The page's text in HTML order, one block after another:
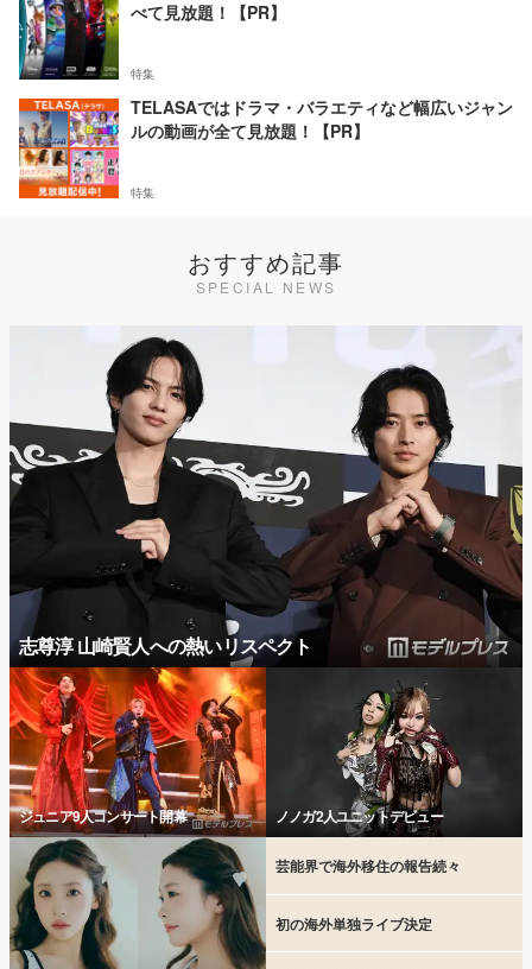
べて見放題！【PR】
特集
TELASAではドラマ・バラエティなど幅広いジャン
ルの動画が全て見放題！【PR】
特集
おすすめ記事
SPECIAL NEWS
志尊淳 山崎賢人への熱いリスペクト
ジュニア9人コンサート開幕 ノノガ2人ユニットデビュー
芸能界で海外移住の報告続々
初の海外単独ライブ決定